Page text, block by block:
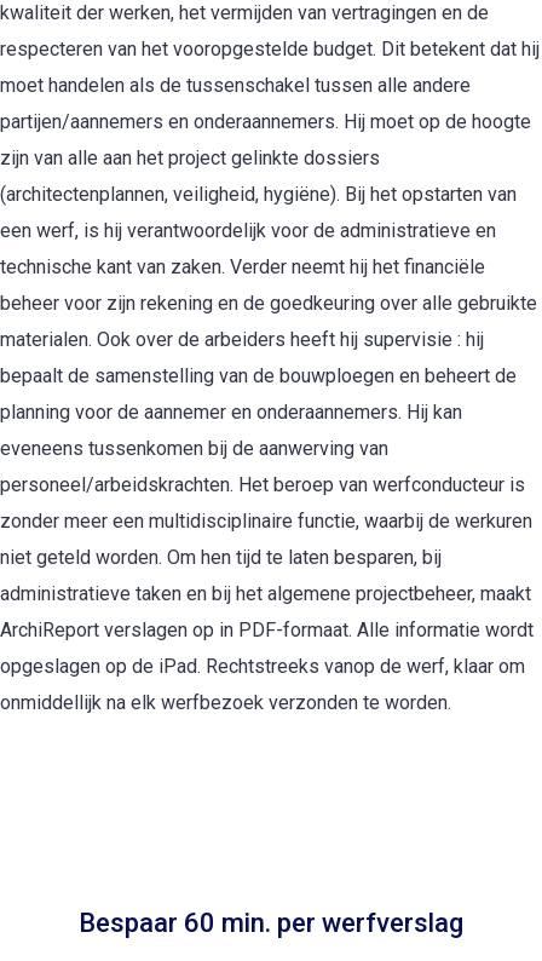
kwaliteit der werken, het vermijden van vertragingen en de
respecteren van het vooropgestelde budget. Dit betekent dat hij
moet handelen als de tussenschakel tussen alle andere
partijen/aannemers en onderaannemers. Hij moet op de hoogte
zijn van alle aan het project gelinkte dossiers
(architectenplannen, veiligheid, hygiëne). Bij het opstarten van
een werf, is hij verantwoordelijk voor de administratieve en
technische kant van zaken. Verder neemt hij het financiële
beheer voor zijn rekening en de goedkeuring over alle gebruikte
materialen. Ook over de arbeiders heeft hij supervisie : hij
bepaalt de samenstelling van de bouwploegen en beheert de
planning voor de aannemer en onderaannemers. Hij kan
eveneens tussenkomen bij de aanwerving van
personeel/arbeidskrachten. Het beroep van werfconducteur is
zonder meer een multidisciplinaire functie, waarbij de werkuren
niet geteld worden. Om hen tijd te laten besparen, bij
administratieve taken en bij het algemene projectbeheer, maakt
ArchiReport verslagen op in PDF-formaat. Alle informatie wordt
opgeslagen op de iPad. Rechtstreeks vanop de werf, klaar om
onmiddellijk na elk werfbezoek verzonden te worden.
Bespaar 60 min. per werfverslag